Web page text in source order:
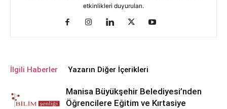
etkinlikleri duyuruları.
İlgili Haberler Yazarın Diğer İçerikleri
Manisa Büyükşehir Belediyesi’nden
Öğrencilere Eğitim ve Kırtasiye